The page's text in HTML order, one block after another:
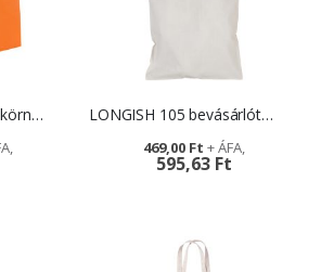
MALL papírszatyor - környezetbarát reklámtárgy LONGISH 105 bevásárlótáska - környezetbarát reklámtárgy
595,63 Ft
469,00 Ft